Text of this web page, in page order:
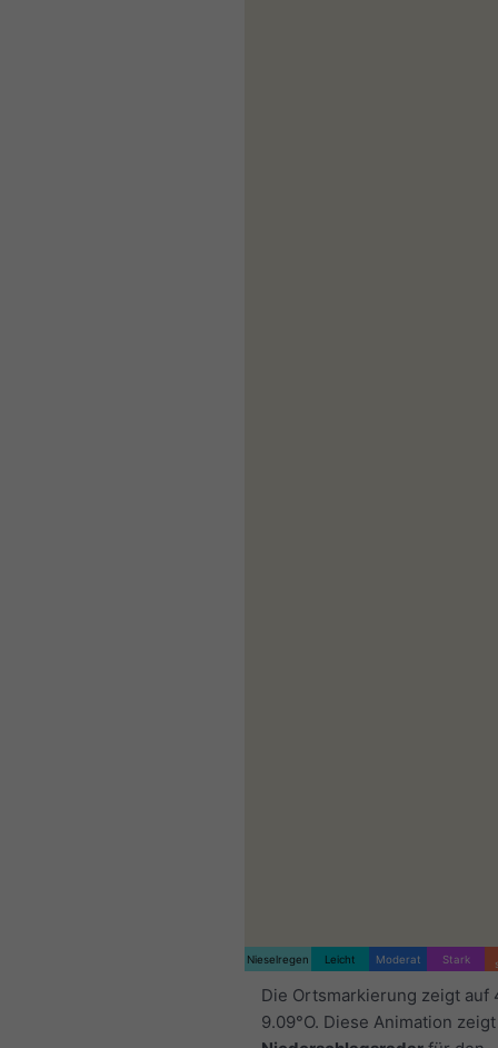
Nieselregen Leicht Moderat Stark
Die Ortsmarkierung zeigt auf
9.09°O. Diese Animation